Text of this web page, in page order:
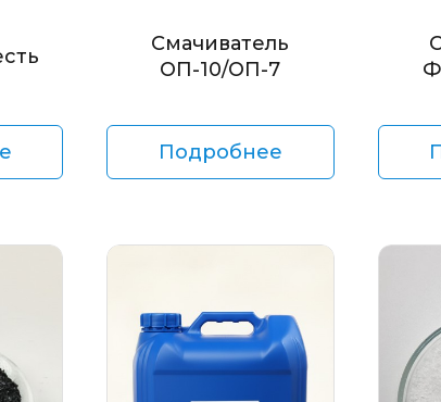
Смачиватель
ОП-10/ОП-7
Подробнее